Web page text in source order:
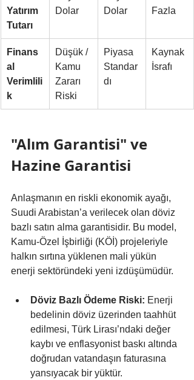
Yatırım
Tutarı
Dolar
Dolar
Fazla
Finans
al
Verimlili
k
Düşük /
Kamu
Zararı
Riski
Piyasa
Standar
dı
Kaynak
İsrafı
"Alım Garantisi" ve
Hazine Garantisi
Anlaşmanın en riskli ekonomik ayağı,
Suudi Arabistan’a verilecek olan döviz
bazlı satın alma garantisidir. Bu model,
Kamu-Özel İşbirliği (KÖİ) projeleriyle
halkın sırtına yüklenen mali yükün
enerji sektöründeki yeni izdüşümüdür.
Döviz Bazlı Ödeme Riski: Enerji
bedelinin döviz üzerinden taahhüt
edilmesi, Türk Lirası’ndaki değer
kaybı ve enflasyonist baskı altında
doğrudan vatandaşın faturasına
yansıyacak bir yüktür.